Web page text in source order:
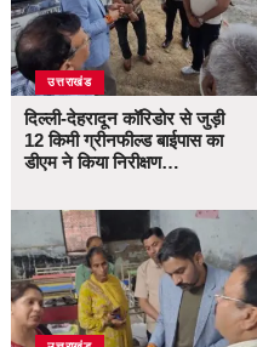
उत्तराखंड
दिल्ली-देहरादून कॉरिडोर से जुड़ी
12 किमी ग्रीनफील्ड बाईपास का
डीएम ने किया निरीक्षण…